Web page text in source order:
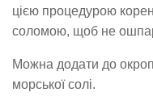
цією процедурою
соломою, щоб не
Можна додати до
морської солі.